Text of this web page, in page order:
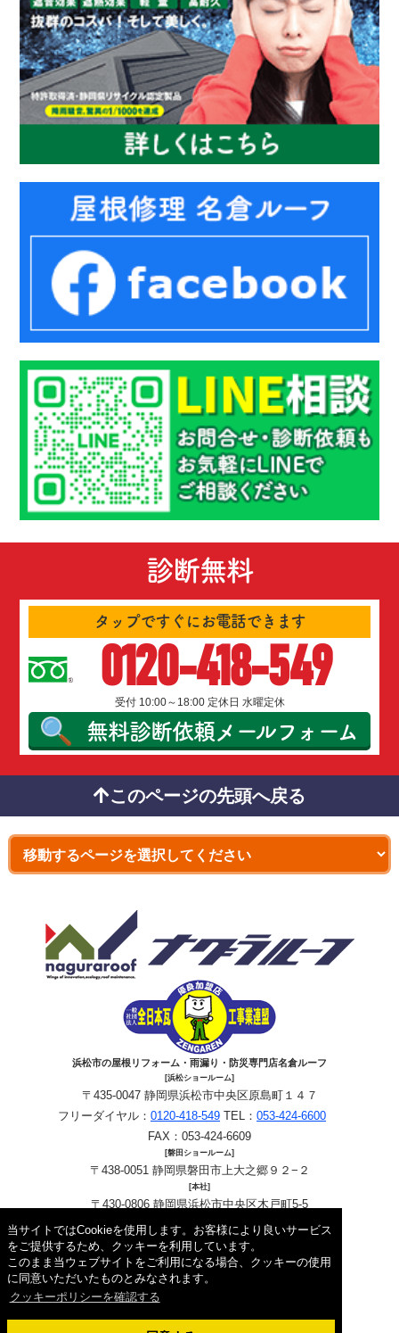
当サイトではCookieを使用します。お客様により良いサービス
をご提供するため、クッキーを利用しています。
このまま当ウェブサイトをご利用になる場合、クッキーの使用
に同意いただいたものとみなされます。
クッキーポリシーを確認する
診断無料
タップですぐにお電話できます
0120-418-549
受付 10:00～18:00 定休日 水曜定休
無料診断依頼メールフォーム
このページの先頭へ戻る
浜松市の屋根リフォーム・雨漏り・防災専門店名倉ルーフ
[浜松ショールーム]
〒435-0047 静岡県浜松市中央区原島町１４７
フリーダイヤル： 0120-418-549 TEL： 053-424-6600
FAX：053-424-6609
[磐田ショールーム]
〒438-0051 静岡県磐田市上大之郷９２−２
[本社]
〒430-0806 静岡県浜松市中央区木戸町5-5
フリーダイヤル：0120-418-549TEL： 053-424-6600
FAX：053-424-6609
Copyright © 2026 名倉ルーフ. All Rights Reserved.